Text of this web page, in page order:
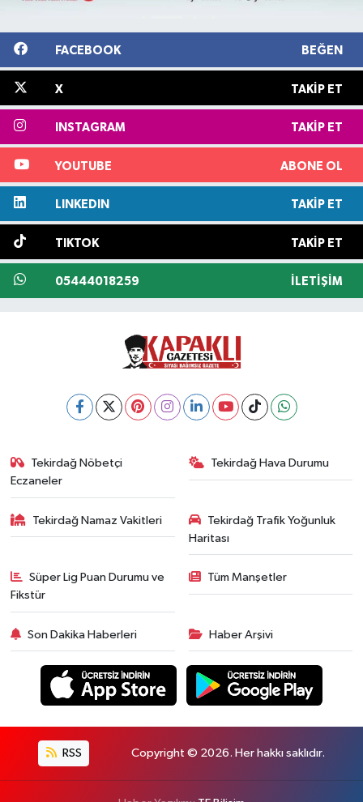
FACEBOOK BEĞEN
X TAKIP ET
INSTAGRAM TAKIP ET
YOUTUBE ABONE OL
LINKEDIN TAKIP ET
TIKTOK TAKIP ET
05444018259 İLETIŞIM
Tekirdağ Nöbetçi
Eczaneler
Tekirdağ Hava Durumu
Tekirdağ Namaz Vakitleri
Tekirdağ Trafik Yoğunluk
Haritası
Süper Lig Puan Durumu ve
Fikstür
Tüm Manşetler
Son Dakika Haberleri Haber Arşivi
RSS Copyright © 2026. Her hakkı saklıdır.